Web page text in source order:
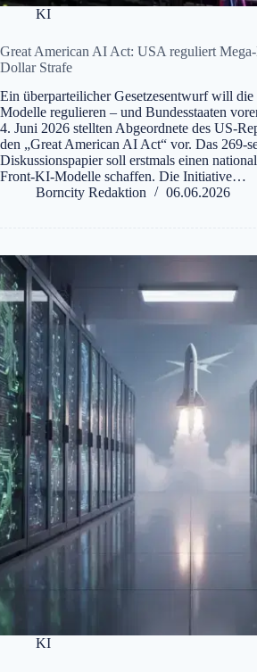
KI
Great American AI Act: USA reguliert
Dollar Strafe
Ein überparteilicher Gesetzesentwurf will
Modelle regulieren – und Bundesstaaten
4. Juni 2026 stellten Abgeordnete des US-
den „Great American AI Act“ vor. Das 269-
Diskussionspapier soll erstmals einen
Front-KI-Modelle schaffen. Die Initiative…
Borncity Redaktion
06.06.2026
KI